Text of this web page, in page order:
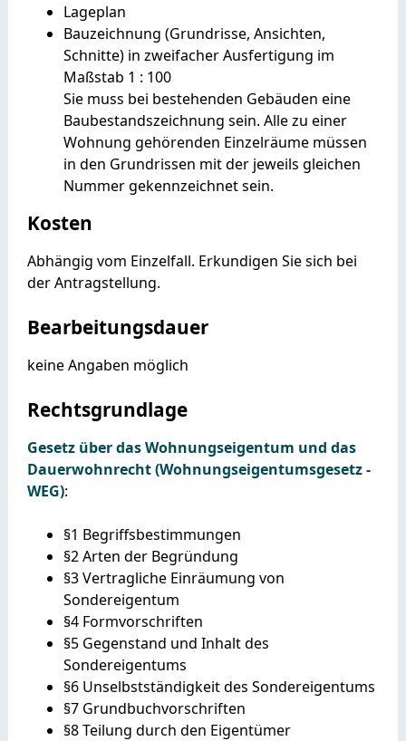
Lageplan
Bauzeichnung (Grundrisse, Ansichten,
Schnitte) in zweifacher Ausfertigung im
Maßstab 1 : 100
Sie muss bei bestehenden Gebäuden eine
Baubestandszeichnung sein. Alle zu einer
Wohnung gehörenden Einzelräume müssen
in den Grundrissen mit der jeweils gleichen
Nummer gekennzeichnet sein.
Kosten
Abhängig vom Einzelfall. Erkundigen Sie sich bei
der Antragstellung.
Bearbeitungsdauer
keine Angaben möglich
Rechtsgrundlage
Gesetz über das Wohnungseigentum und das
Dauerwohnrecht (Wohnungseigentumsgesetz -
WEG):
§1 Begriffsbestimmungen
§2 Arten der Begründung
§3 Vertragliche Einräumung von
Sondereigentum
§4 Formvorschriften
§5 Gegenstand und Inhalt des
Sondereigentums
§6 Unselbstständigkeit des Sondereigentums
§7 Grundbuchvorschriften
§8 Teilung durch den Eigentümer